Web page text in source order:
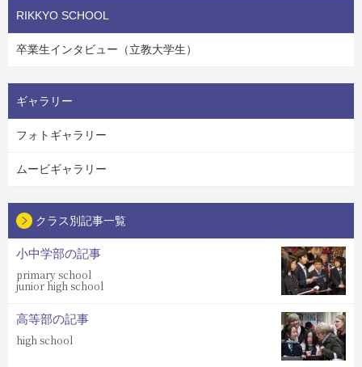
RIKKYO SCHOOL
卒業生インタビュー（立教大学生）
ギャラリー
フォトギャラリー
ムービギャラリー
クラス別記事一覧
小中学部の記事
primary school
junior high school
高等部の記事
high school